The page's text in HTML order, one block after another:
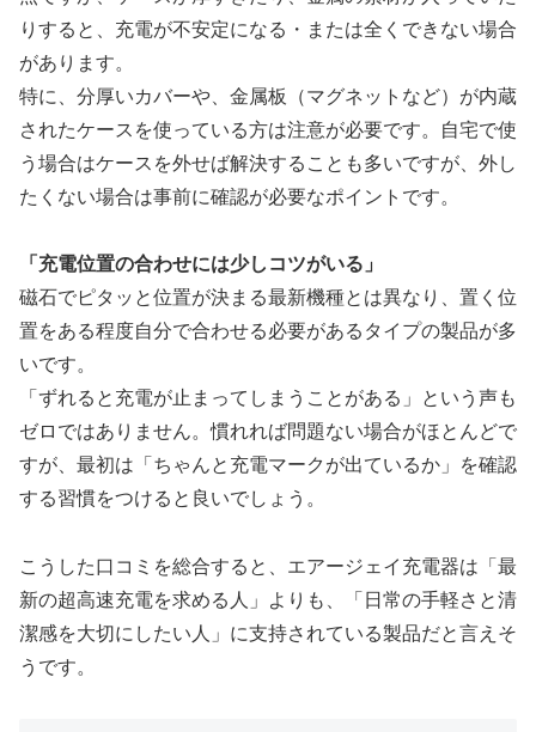
りすると、充電が不安定になる・または全くできない場合
があります。
特に、分厚いカバーや、金属板（マグネットなど）が内蔵
されたケースを使っている方は注意が必要です。自宅で使
う場合はケースを外せば解決することも多いですが、外し
たくない場合は事前に確認が必要なポイントです。
「充電位置の合わせには少しコツがいる」
磁石でピタッと位置が決まる最新機種とは異なり、置く位
置をある程度自分で合わせる必要があるタイプの製品が多
いです。
「ずれると充電が止まってしまうことがある」という声も
ゼロではありません。慣れれば問題ない場合がほとんどで
すが、最初は「ちゃんと充電マークが出ているか」を確認
する習慣をつけると良いでしょう。
こうした口コミを総合すると、エアージェイ充電器は「最
新の超高速充電を求める人」よりも、「日常の手軽さと清
潔感を大切にしたい人」に支持されている製品だと言えそ
うです。